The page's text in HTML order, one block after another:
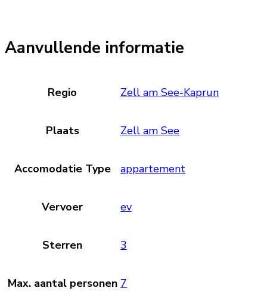
Aanvullende informatie
Regio Zell am See-Kaprun
Plaats Zell am See
Accomodatie Type appartement
Vervoer ev
Sterren 3
Max. aantal personen 7